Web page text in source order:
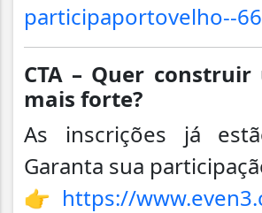
participaportovelho--
CTA – Quer
mais forte?
As inscrições já
Garanta sua
👉 https://